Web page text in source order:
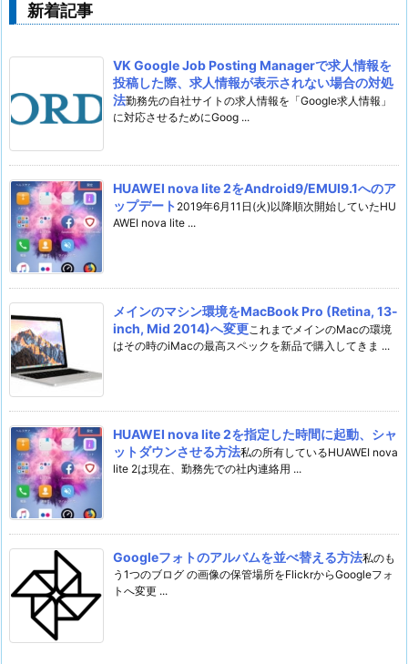
新着記事
VK Google Job Posting Managerで求人情報を
投稿した際、求人情報が表示されない場合の対処
法勤務先の自社サイトの求人情報を「Google求人情報」
に対応させるためにGoog ...
HUAWEI nova lite 2をAndroid9/EMUI9.1へのア
ップデート 2019年6月11日(火)以降順次開始していたHU
AWEI nova lite ...
メインのマシン環境をMacBook Pro (Retina, 13-
inch, Mid 2014)へ変更これまでメインのMacの環境
はその時のiMacの最高スペックを新品で購入してきま ...
HUAWEI nova lite 2を指定した時間に起動、シャ
ットダウンさせる方法私の所有しているHUAWEI nova
lite 2は現在、勤務先での社内連絡用 ...
Googleフォトのアルバムを並べ替える方法私のも
う1つのブログ の画像の保管場所をFlickrからGoogleフォ
トへ変更 ...